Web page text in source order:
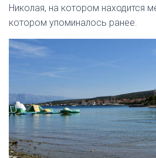
Николая, на котором находится
котором упоминалось ранее.